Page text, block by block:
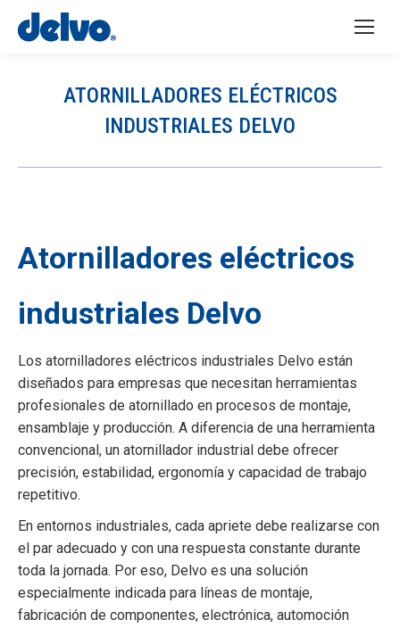
ATORNILLADORES ELÉCTRICOS
INDUSTRIALES DELVO
Atornilladores eléctricos
industriales Delvo
Los atornilladores eléctricos industriales Delvo están
diseñados para empresas que necesitan herramientas
profesionales de atornillado en procesos de montaje,
ensamblaje y producción. A diferencia de una herramienta
convencional, un atornillador industrial debe ofrecer
precisión, estabilidad, ergonomía y capacidad de trabajo
repetitivo.
En entornos industriales, cada apriete debe realizarse con
el par adecuado y con una respuesta constante durante
toda la jornada. Por eso, Delvo es una solución
especialmente indicada para líneas de montaje,
fabricación de componentes, electrónica, automoción